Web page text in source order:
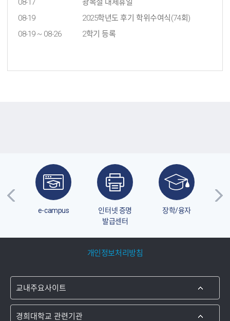
08-17
광복절 대체휴일
08-19
2025학년도 후기 학위수여식(74회)
08-19 ~ 08-26
2학기 등록
e-campus
인터넷 증명
발급센터
장학/융자
개인정보처리방침